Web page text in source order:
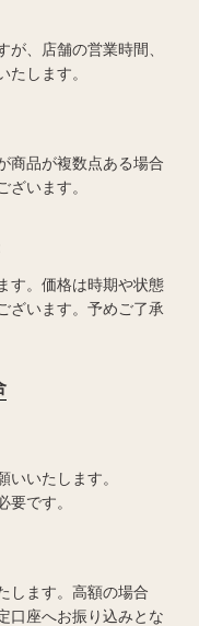
が、店舗の営業時間、
たします。
商品が複数点ある場合
ざいます。
す。価格は時期や状態
ざいます。予めご了承
いいたします。
です。
します。高額の場合
口座へお振り込みとな